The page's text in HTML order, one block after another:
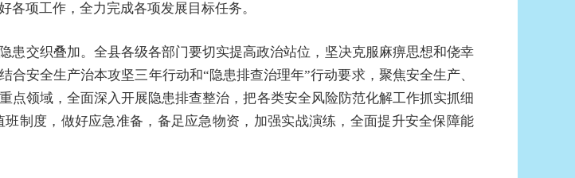
项工作，全力完成各项发展目标任务。
患交织叠加。全县各级各部门要切实提高政治站位，坚决克服麻痹思想和侥幸
安全生产治本攻坚三年行动和“隐患排查治理年”行动要求，聚焦安全生产、
点领域，全面深入开展隐患排查整治，把各类安全风险防范化解工作抓实抓细
制度，做好应急准备，备足应急物资，加强实战演练，全面提升安全保障能